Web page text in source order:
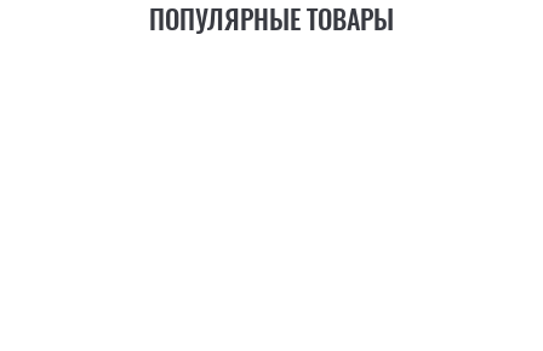
ПОПУЛЯРНЫЕ ТОВАРЫ